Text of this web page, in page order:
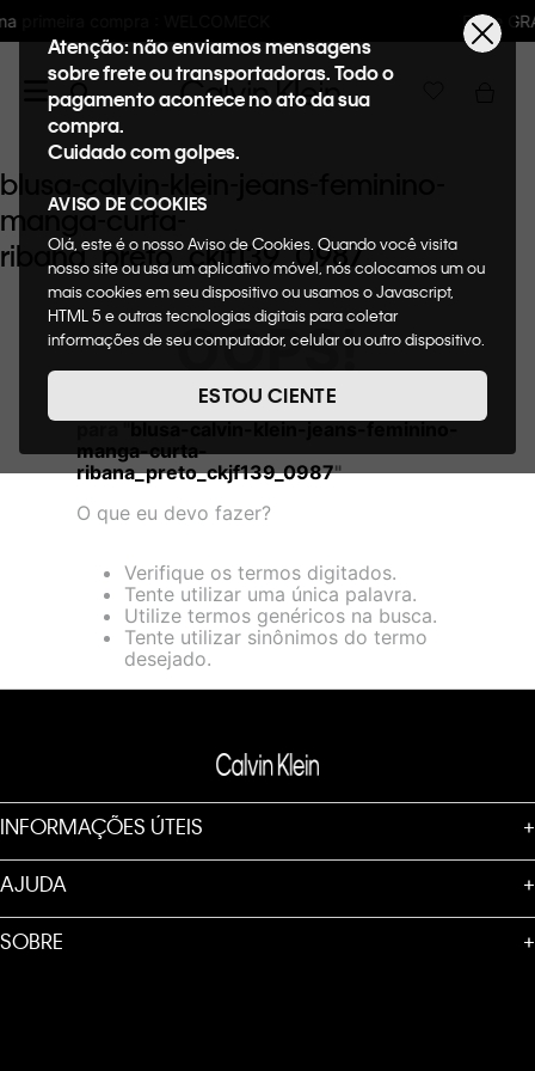
Frete GRÁTIS nas compras acima
Atenção: não enviamos mensagens
sobre frete ou transportadoras. Todo o
pagamento acontece no ato da sua
compra.
Cuidado com golpes.
AVISO DE COOKIES
Olá, este é o nosso Aviso de Cookies. Quando você visita
nosso site ou usa um aplicativo móvel, nós colocamos um ou
mais cookies em seu dispositivo ou usamos o Javascript,
HTML 5 e outras tecnologias digitais para coletar
informações de seu computador, celular ou outro dispositivo.
de cookies, informaremos quais cookies usaremos e quais
suas funções. A forma como processamos os dados
nosso Aviso de Privacidade. Quando você visita nosso site,
consideraremos isso como sua solicitação específica para
fornecer a você toda a funcionalidade do site, incluindo,
entre outros, a capacidade de comprar um item em nossa
Cookies acesse o link.
ESTOU CIENTE
blusa-calvin-klein-jeans-feminino-
manga-curta-
ribana_preto_ckjf139_0987
OOPS!
Não encontramos nenhum resultado
manga-curta-
ribana_preto_ckjf139_0987"
O que eu devo fazer?
Verifique os termos digitados.
Tente utilizar uma única palavra.
Utilize termos genéricos na busca.
Tente utilizar sinônimos do termo
desejado.
INFORMAÇÕES ÚTEIS +
AJUDA +
SOBRE +